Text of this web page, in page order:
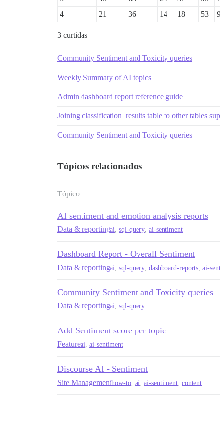
(classification-
(classification-
FROM
INNER JOIN posts p ON p.id =
INNER JOIN topics t ON t.id =
WHERE
    t.archetype = 'regular' AND
    p.user_id > 0 AND
(p.created_at > :start_date AND
ORDER BY
4
21 36 14 18 53 9
3 curtidas
Community Sentiment and Toxicity queries
Weekly Summary of AI topics
Admin dashboard report reference guide
Joining classification_results table to other tables
Community Sentiment and Toxicity queries
Tópicos relacionados
Tópico
AI sentiment and emotion analysis reports
Data & reportingai sql-query ai-sentiment
Dashboard Report - Overall Sentiment
Data & reportingai sql-query dashboard-reports ai-
Community Sentiment and Toxicity queries
Data & reportingai sql-query
Add Sentiment score per topic
Featureai ai-sentiment
Discourse AI - Sentiment
Site Managementhow-to ai ai-sentiment content